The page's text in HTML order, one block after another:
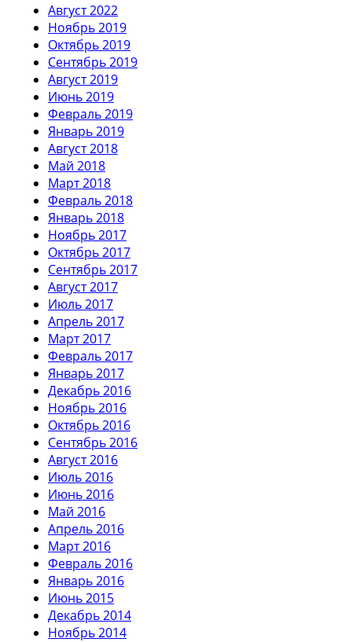
Август 2022
Ноябрь 2019
Октябрь 2019
Сентябрь 2019
Август 2019
Июнь 2019
Февраль 2019
Январь 2019
Август 2018
Май 2018
Март 2018
Февраль 2018
Январь 2018
Ноябрь 2017
Октябрь 2017
Сентябрь 2017
Август 2017
Июль 2017
Апрель 2017
Март 2017
Февраль 2017
Январь 2017
Декабрь 2016
Ноябрь 2016
Октябрь 2016
Сентябрь 2016
Август 2016
Июль 2016
Июнь 2016
Май 2016
Апрель 2016
Март 2016
Февраль 2016
Январь 2016
Июнь 2015
Декабрь 2014
Ноябрь 2014